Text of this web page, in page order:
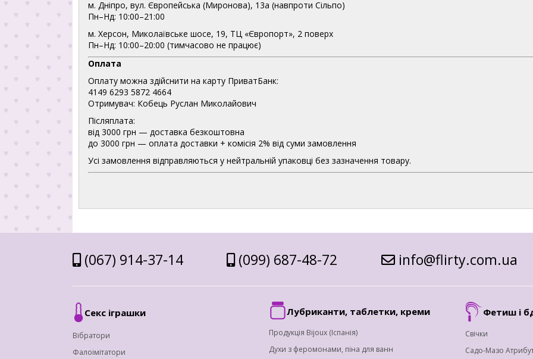
м. Дніпро, вул. Європейська (Миронова), 13а (навпроти Сільпо)
Пн–Нд: 10:00–21:00
м. Херсон, Миколаївське шосе, 19, ТЦ «Європорт», 2 поверх
Пн–Нд: 10:00–20:00 (тимчасово не працює)
Оплата
Оплату можна здійснити на карту ПриватБанк:
4149 6293 5872 4664
Отримувач: Кобець Руслан Миколайович
Післяплата:
від 3000 грн — доставка безкоштовна
до 3000 грн — оплата доставки + комісія 2% від суми замовлення
Усі замовлення відправляються у нейтральній упаковці без зазначення товару.
(067) 914-37-14 (099) 687-48-72 info@flirty.com.ua
Секс іграшки
Вібратори
Фалоімітатори
Лубриканти, таблетки, креми
Продукція Bijoux (Іспанія)
Духи з феромонами, піна для ванн
Фетиш і
Свічки
Садо-Мазо